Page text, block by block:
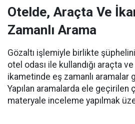
Otelde, Araçta Ve
Zamanlı Arama
Gözaltı işlemiyle birlikte
otel odası ile kullandığı araçta
ikametinde eş zamanlı aramalar
Yapılan aramalarda ele geçirilen
materyale inceleme yapılmak